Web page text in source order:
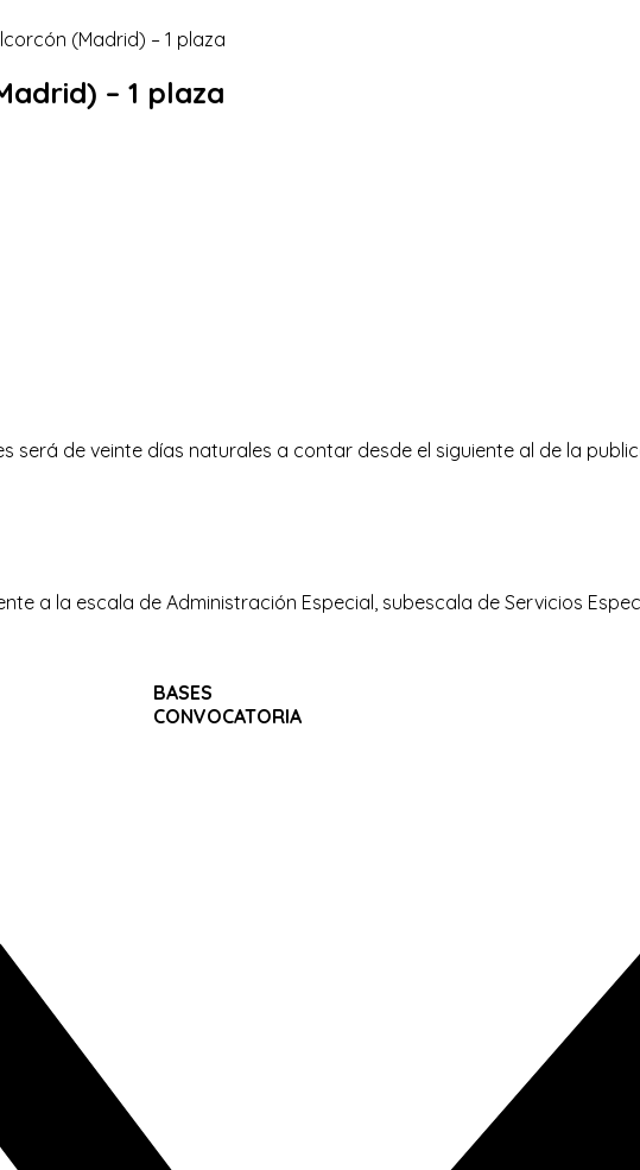
– 1 plaza
será de veinte días naturales a contar desde el siguiente al de la
a la escala de Administración Especial, subescala de Servicios
BASES
CONVOCATORIA